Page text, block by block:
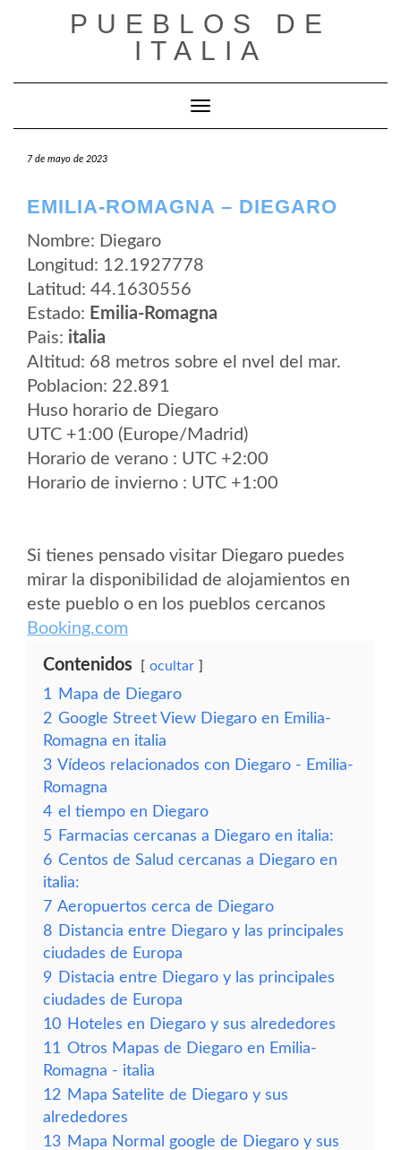
PUEBLOS DE
ITALIA
Cambiar modo de navegación
7 de mayo de 2023
EMILIA-ROMAGNA – DIEGARO
Nombre: Diegaro
Longitud: 12.1927778
Latitud: 44.1630556
Estado: Emilia-Romagna
Pais: italia
Altitud: 68 metros sobre el nvel del mar.
Poblacion: 22.891
Huso horario de Diegaro
UTC +1:00 (Europe/Madrid)
Horario de verano : UTC +2:00
Horario de invierno : UTC +1:00
Si tienes pensado visitar Diegaro puedes
mirar la disponibilidad de alojamientos en
este pueblo o en los pueblos cercanos
Booking.com
Contenidos ocultar
1
Mapa de Diegaro
2 Google Street View Diegaro en Emilia-
Romagna en italia
3 Vídeos relacionados con Diegaro - Emilia-
Romagna
4 el tiempo en Diegaro
5 Farmacias cercanas a Diegaro en italia:
6 Centos de Salud cercanas a Diegaro en
italia:
7 Aeropuertos cerca de Diegaro
8 Distancia entre Diegaro y las principales
ciudades de Europa
9 Distacia entre Diegaro y las principales
ciudades de Europa
10 Hoteles en Diegaro y sus alrededores
11 Otros Mapas de Diegaro en Emilia-
Romagna - italia
12 Mapa Satelite de Diegaro y sus
alrededores
13 Mapa Normal google de Diegaro y sus